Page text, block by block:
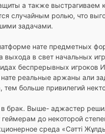
а также
ролью, что
задачами.
нате предметных
в свет начальных
беспрерывных игроков
реальные аржаны али
больше привилегий
брак. Выше- аджастер
до некоторой
среда «Сәтті